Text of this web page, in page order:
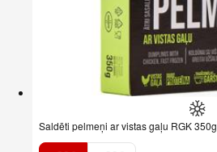
Saldēti pelmeņi ar vistas gaļu RGK 350g